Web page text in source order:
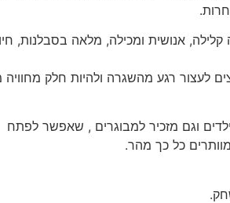
קלילה, אנושית ומכילה, מלאה בסבלנות,
לעצור רגע מהשגרה ולהיות חלק
וגם מזכיר למבוגרים , שאפשר לפתח
מוותרים כל כך מהר.